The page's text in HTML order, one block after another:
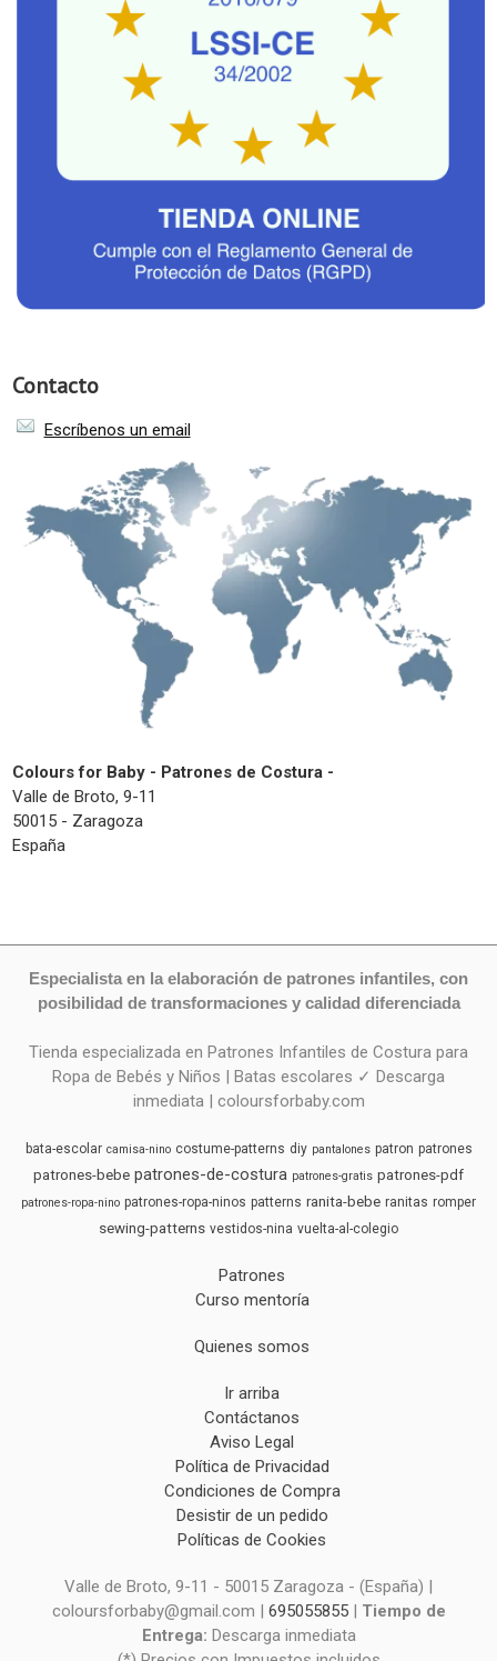
Contacto
Escríbenos un email
Colours for Baby - Patrones de Costura -
Valle de Broto, 9-11
50015 - Zaragoza
España
Especialista en la elaboración de patrones infantiles, con
posibilidad de transformaciones y calidad diferenciada
Tienda especializada en Patrones Infantiles de Costura para
Ropa de Bebés y Niños | Batas escolares ✓ Descarga
inmediata | coloursforbaby.com
bata-escolar camisa-nino costume-patterns diy pantalones patron patrones
patrones-bebe patrones-de-costura patrones-gratis patrones-pdf
patrones-ropa-nino patrones-ropa-ninos patterns ranita-bebe ranitas romper
sewing-patterns vestidos-nina vuelta-al-colegio
Patrones
Curso mentoría
Quienes somos
Ir arriba
Contáctanos
Aviso Legal
Política de Privacidad
Condiciones de Compra
Desistir de un pedido
Políticas de Cookies
Valle de Broto, 9-11 - 50015 Zaragoza - (España) |
coloursforbaby@gmail.com | 695055855| Tiempo de
Entrega: Descarga inmediata